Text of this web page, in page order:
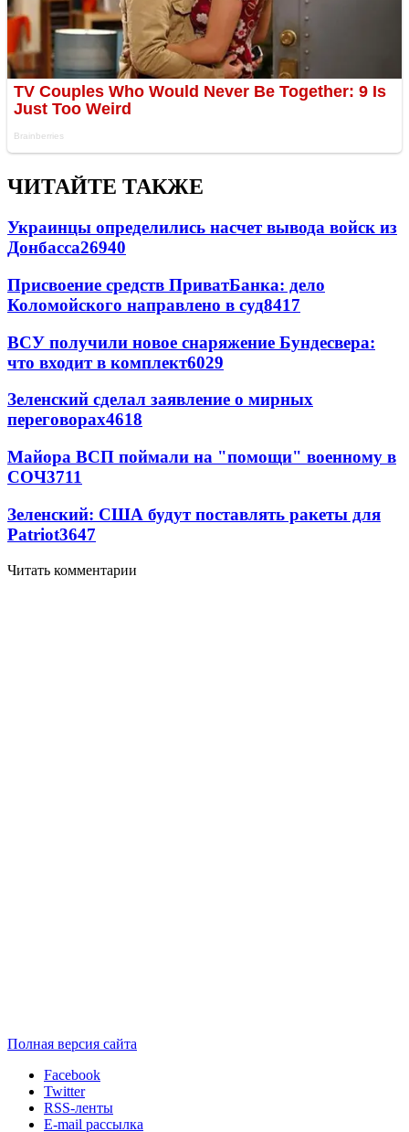
ЧИТАЙТЕ ТАКЖЕ
Украинцы определились насчет вывода войск из
Донбасса26940
Присвоение средств ПриватБанка: дело
Коломойского направлено в суд8417
ВСУ получили новое снаряжение Бундесвера:
что входит в комплект6029
Зеленский сделал заявление о мирных
переговорах4618
Майора ВСП поймали на "помощи" военному в
СОЧ3711
Зеленский: США будут поставлять ракеты для
Patriot3647
Читать комментарии
Полная версия сайта
Facebook
Twitter
RSS-ленты
E-mail рассылка